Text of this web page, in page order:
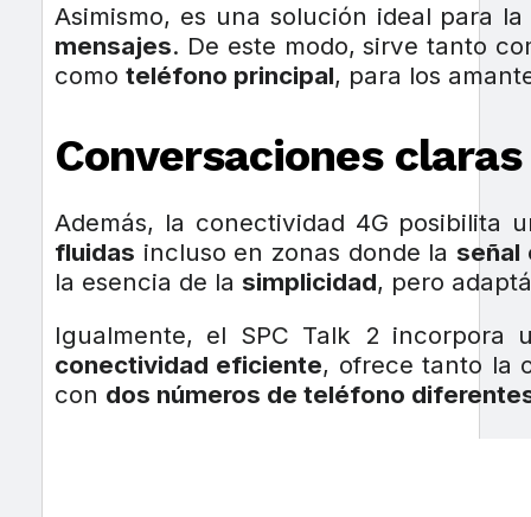
Asimismo, es una solución ideal para
mensajes. De este modo, sirve tanto
como teléfono principal, para los
Conversaciones
Además, la conectividad 4G posibilita
fluidas incluso en zonas donde la señal
la esencia de la simplicidad, pero
Igualmente, el SPC Talk 2 incorpora
conectividad eficiente, ofrece tanto la
con dos números de teléfono